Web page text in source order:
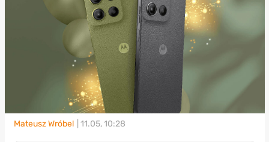
Mateusz Wróbel | 11.05, 10:28